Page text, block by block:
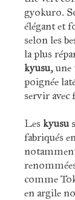
gyokuro.
élégant et
selon les
la plus
kyusu , une
poignée
servir avec
Les kyusu
fabriqués
comme
en argile